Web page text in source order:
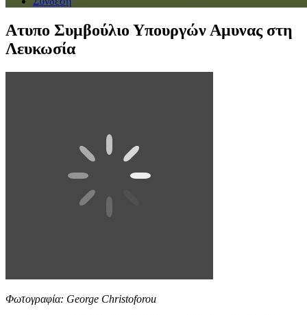
Ατυπο Συμβούλιο Υπουργών Αμυνας στη
Λευκωσία
Φωτογραφία: George Christoforou